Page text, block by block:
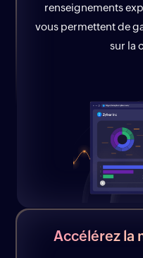
renseignements
vous permettent de
sur la
Accélérez la